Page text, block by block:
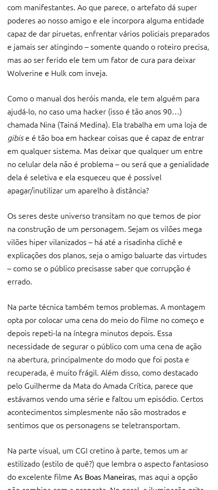
com manifestantes. Ao que parece, o artefato dá super
poderes ao nosso amigo e ele incorpora alguma entidade
capaz de dar piruetas, enfrentar vários policiais preparados
e jamais ser atingindo – somente quando o roteiro precisa,
mas ao ser ferido ele tem um fator de cura para deixar
Wolverine e Hulk com inveja.
Como o manual dos heróis manda, ele tem alguém para
ajudá-lo, no caso uma hacker (isso é tão anos 90…)
chamada Nina (Tainá Medina). Ela trabalha em uma loja de
gibise é tão boa em hackear coisas que é capaz de entrar
em qualquer sistema. Mas deixar que qualquer um entre
no celular dela não é problema – ou será que a genialidade
dela é seletiva e ela esqueceu que é possível
apagar/inutilizar um aparelho à distância?
Os seres deste universo transitam no que temos de pior
na construção de um personagem. Sejam os vilões mega
vilões hiper vilanizados – há até a risadinha clichê e
explicações dos planos, seja o amigo baluarte das virtudes
– como se o público precisasse saber que corrupção é
errado.
Na parte técnica também temos problemas. A montagem
opta por colocar uma cena do meio do filme no começo e
depois repeti-la na íntegra minutos depois. Essa
necessidade de segurar o público com uma cena de ação
na abertura, principalmente do modo que foi posta e
recuperada, é muito frágil. Além disso, como destacado
pelo Guilherme da Mata do Amada Crítica, parece que
estávamos vendo uma série e faltou um episódio. Certos
acontecimentos simplesmente não são mostrados e
sentimos que os personagens se teletransportam.
Na parte visual, um CGI cretino à parte, temos um ar
estilizado (estilo de quê?) que lembra o aspecto fantasioso
do excelente filme As Boas Maneiras, mas aqui a opção